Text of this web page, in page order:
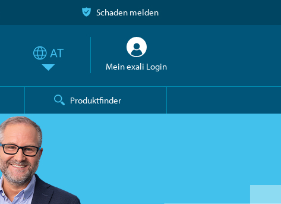
Schaden melden
Mein exali Login
Produktfinder